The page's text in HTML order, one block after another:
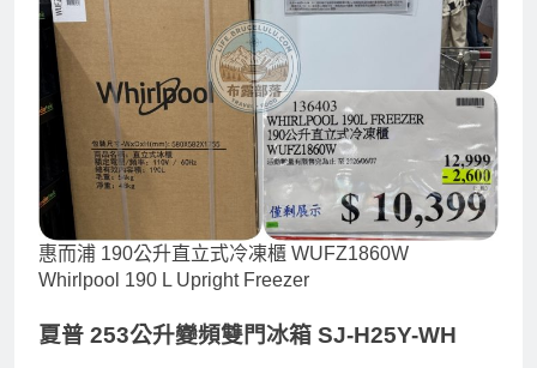
惠而浦 190公升直立式冷凍櫃 WUFZ1860W
Whirlpool 190 L Upright Freezer
夏普 253公升變頻雙門冰箱 SJ-H25Y-WH